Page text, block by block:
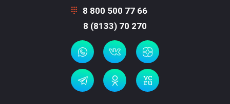
8 800 500 77 66
8 (8133) 70 270